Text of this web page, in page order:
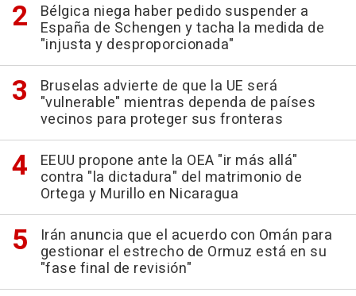
Bélgica niega haber pedido suspender a
España de Schengen y tacha la medida de
"injusta y desproporcionada"
Bruselas advierte de que la UE será
"vulnerable" mientras dependa de países
vecinos para proteger sus fronteras
EEUU propone ante la OEA "ir más allá"
contra "la dictadura" del matrimonio de
Ortega y Murillo en Nicaragua
Irán anuncia que el acuerdo con Omán para
gestionar el estrecho de Ormuz está en su
"fase final de revisión"